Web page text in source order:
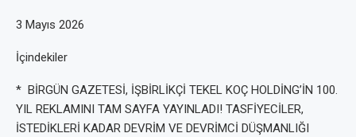
3 Mayıs 2026
İçindekiler
* BİRGÜN GAZETESİ, İŞBİRLİKÇİ TEKEL KOÇ HOLDİNG’İN 100.
YIL REKLAMINI TAM SAYFA YAYINLADI! TASFİYECİLER,
İSTEDİKLERİ KADAR DEVRİM VE DEVRİMCİ DÜŞMANLIĞI